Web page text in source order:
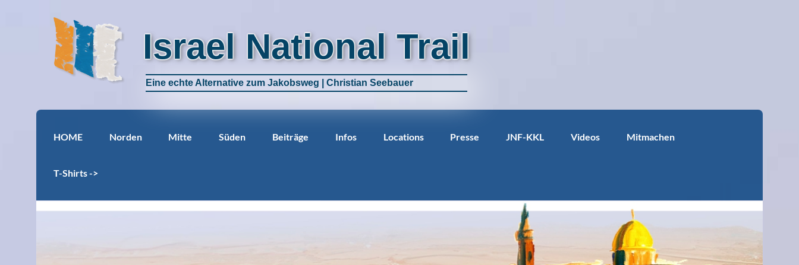
Israel National Trail
Eine echte Alternative zum Jakobsweg | Christian Seebauer
HOME Norden Mitte Süden Beiträge Infos Locations Presse JNF-KKL Videos Mitmachen
T-Shirts ->